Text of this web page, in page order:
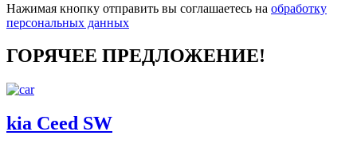
Нажимая кнопку отправить вы соглашаетесь на обработку
персональных данных
ГОРЯЧЕЕ ПРЕДЛОЖЕНИЕ!
kia Ceed SW